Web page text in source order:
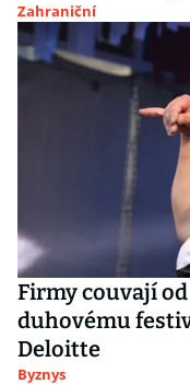
Zahraniční
Firmy couvají
duhovému
Deloitte
Byznys